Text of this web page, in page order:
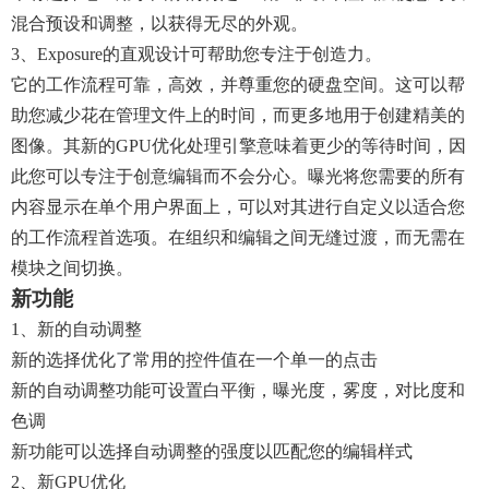
混合预设和调整，以获得无尽的外观。
3、Exposure的直观设计可帮助您专注于创造力。
它的工作流程可靠，高效，并尊重您的硬盘空间。这可以帮
助您减少花在管理文件上的时间，而更多地用于创建精美的
图像。其新的GPU优化处理引擎意味着更少的等待时间，因
此您可以专注于创意编辑而不会分心。曝光将您需要的所有
内容显示在单个用户界面上，可以对其进行自定义以适合您
的工作流程首选项。在组织和编辑之间无缝过渡，而无需在
模块之间切换。
新功能
1、新的自动调整
新的选择优化了常用的控件值在一个单一的点击
新的自动调整功能可设置白平衡，曝光度，雾度，对比度和
色调
新功能可以选择自动调整的强度以匹配您的编辑样式
2、新GPU优化